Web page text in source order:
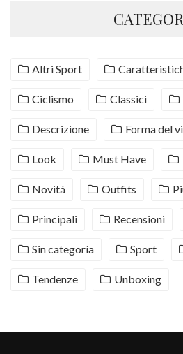
Altri Sport
Ciclismo Classici
Descrizione Forma del
Look Must Have
Novitá Outfits
Principali Recensioni
Sin categoría Sport
Tendenze Unboxing